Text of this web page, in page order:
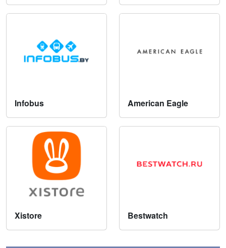
Infobus American Eagle
Xistore Bestwatch